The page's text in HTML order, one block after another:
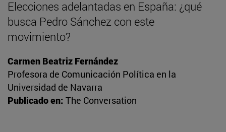
Elecciones adelantadas en España: ¿qué
busca Pedro Sánchez con este
movimiento?
Carmen Beatriz Fernández
Profesora de Comunicación Política en la
Universidad de Navarra
Publicado en: The Conversation